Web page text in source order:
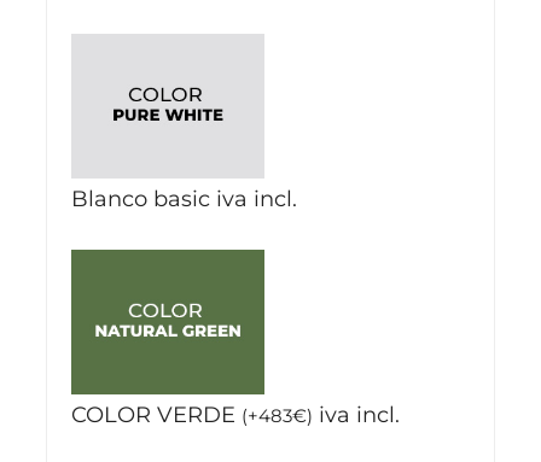
Blanco basic iva incl.
COLOR VERDE (+483€) iva incl.